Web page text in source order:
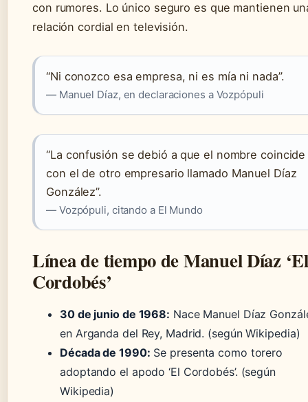
con rumores. Lo único seguro es que mantienen
relación cordial en televisión.
“Ni conozco esa empresa, ni es mía ni nada”.
— Manuel Díaz, en declaraciones a Vozpópuli
“La confusión se debió a que el nombre coincide
con el de otro empresario llamado Manuel Díaz
González”.
— Vozpópuli, citando a El Mundo
Línea de tiempo de Manuel Díaz ‘El
Cordobés’
30 de junio de 1968: Nace Manuel Díaz
en Arganda del Rey, Madrid. (según Wikipedia)
Década de 1990: Se presenta como torero
adoptando el apodo ‘El Cordobés’. (según
Wikipedia)